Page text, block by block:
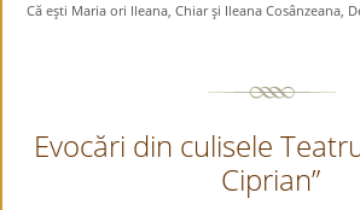
Că eşti Maria ori Ileana, Chiar şi Ileana Cosânzeana,
Evocări din culisele
Ciprian”